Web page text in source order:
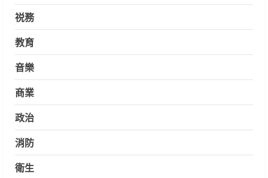
祱務
教育
音樂
商業
政治
消防
衛生